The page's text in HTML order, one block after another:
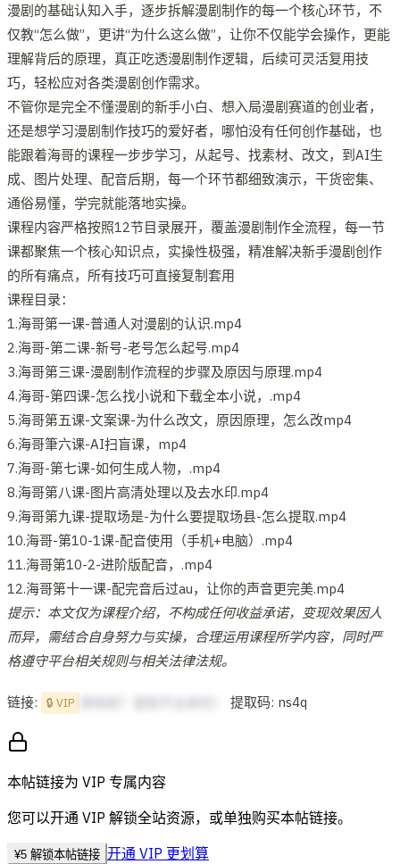
漫剧的基础认知入手，逐步拆解漫剧制作的每一个核心环节，不
仅教“怎么做”，更讲“为什么这么做”，让你不仅能学会操作，更能
理解背后的原理，真正吃透漫剧制作逻辑，后续可灵活复用技
巧，轻松应对各类漫剧创作需求。​
不管你是完全不懂漫剧的新手小白、想入局漫剧赛道的创业者，
还是想学习漫剧制作技巧的爱好者，哪怕没有任何创作基础，也
能跟着海哥的课程一步步学习，从起号、找素材、改文，到AI生
成、图片处理、配音后期，每一个环节都细致演示，干货密集、
通俗易懂，学完就能落地实操。​
课程内容严格按照12节目录展开，覆盖漫剧制作全流程，每一节
课都聚焦一个核心知识点，实操性极强，精准解决新手漫剧创作
的所有痛点，所有技巧可直接复制套用
课程目录：
1.海哥第一课-普通人对漫剧的认识.mp4
2.海哥-第二课-新号-老号怎么起号.mp4
3.海哥第三课-漫剧制作流程的步骤及原因与原理.mp4
4.海哥-第四课-怎么找小说和下载全本小说，.mp4
5.海哥第五课-文案课-为什么改文，原因原理，怎么改mp4
6.海哥筆六课-AI扫盲课，mp4
7.海哥-第七课-如何生成人物，.mp4
8.海哥第八课-图片高清处理以及去水印.mp4
9.海哥第九课-提取场是-为什么要提取场县-怎么提取.mp4
10.海哥-第10-1课-配音使用（手机+电脑）.mp4
11.海哥第10-2-进阶版配音，.mp4
12.海哥第十一课-配完音后过au，让你的声音更完美.mp4
提示：本文仅为课程介绍，不构成任何收益承诺，变现效果因人
而异，需结合自身努力与实操，合理运用课程所学内容，同时严
格遵守平台相关规则与相关法律法规。
链接: 🔒 VIP 提取码: ns4q
本帖链接为 VIP 专属内容
您可以开通 VIP 解锁全站资源，或单独购买本帖链接。
¥5 解锁本帖链接 开通 VIP 更划算